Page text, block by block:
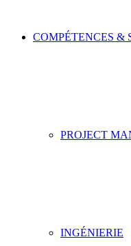
COMPÉTENCES &
PROJECT
INGÉNIERIE